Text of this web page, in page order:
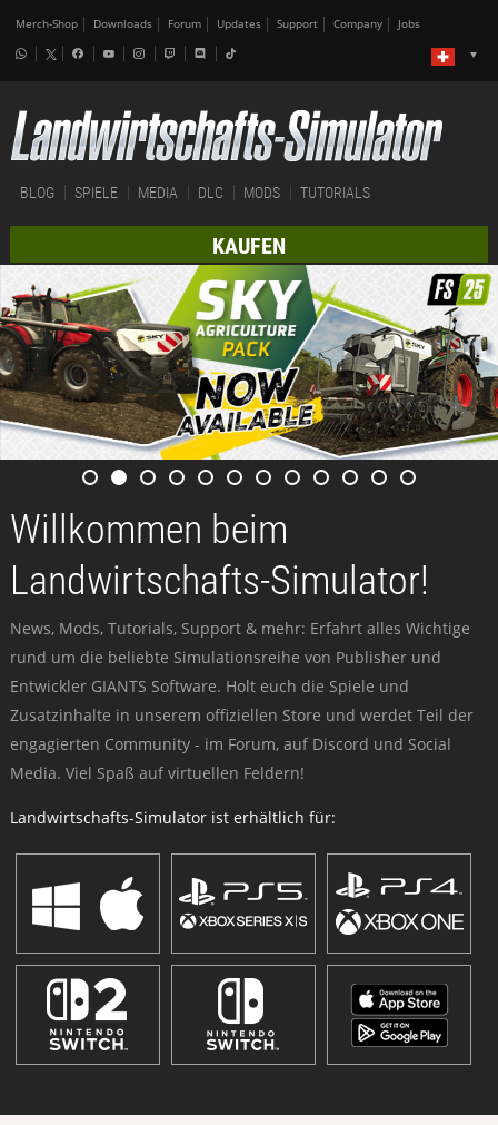
Merch-Shop Downloads Forum Updates Support Company Jobs
BLOG SPIELE MEDIA DLC MODS TUTORIALS
KAUFEN
Willkommen beim
Landwirtschafts-Simulator!
News, Mods, Tutorials, Support & mehr: Erfahrt alles Wichtige
rund um die beliebte Simulationsreihe von Publisher und
Entwickler GIANTS Software. Holt euch die Spiele und
Zusatzinhalte in unserem offiziellen Store und werdet Teil der
engagierten Community - im Forum, auf Discord und Social
Media. Viel Spaß auf virtuellen Feldern!
Landwirtschafts-Simulator ist erhältlich für: